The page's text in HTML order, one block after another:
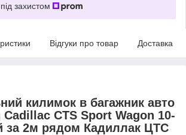
захистом
Відгуки про товар Доставка
килимок в багажник авто
CTS Sport Wagon 10-
за 2м рядом Кадиллак ЦТС